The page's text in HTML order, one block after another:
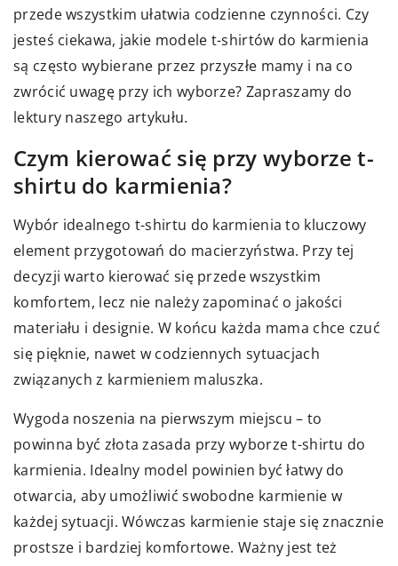
przede wszystkim ułatwia codzienne czynności. Czy
jesteś ciekawa, jakie modele t-shirtów do karmienia
są często wybierane przez przyszłe mamy i na co
zwrócić uwagę przy ich wyborze? Zapraszamy do
lektury naszego artykułu.
Czym kierować się przy wyborze t-
shirtu do karmienia?
Wybór idealnego t-shirtu do karmienia to kluczowy
element przygotowań do macierzyństwa. Przy tej
decyzji warto kierować się przede wszystkim
komfortem, lecz nie należy zapominać o jakości
materiału i designie. W końcu każda mama chce czuć
się pięknie, nawet w codziennych sytuacjach
związanych z karmieniem maluszka.
Wygoda noszenia na pierwszym miejscu – to
powinna być złota zasada przy wyborze t-shirtu do
karmienia. Idealny model powinien być łatwy do
otwarcia, aby umożliwić swobodne karmienie w
każdej sytuacji. Wówczas karmienie staje się znacznie
prostsze i bardziej komfortowe. Ważny jest też